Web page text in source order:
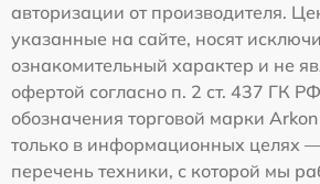
авторизации от производителя.
указанные на сайте, носят
ознакомительный характер и не
офертой согласно п. 2 ст. 437 ГК
обозначения торговой марки
только в информационных целях
перечень техники, с которой мы